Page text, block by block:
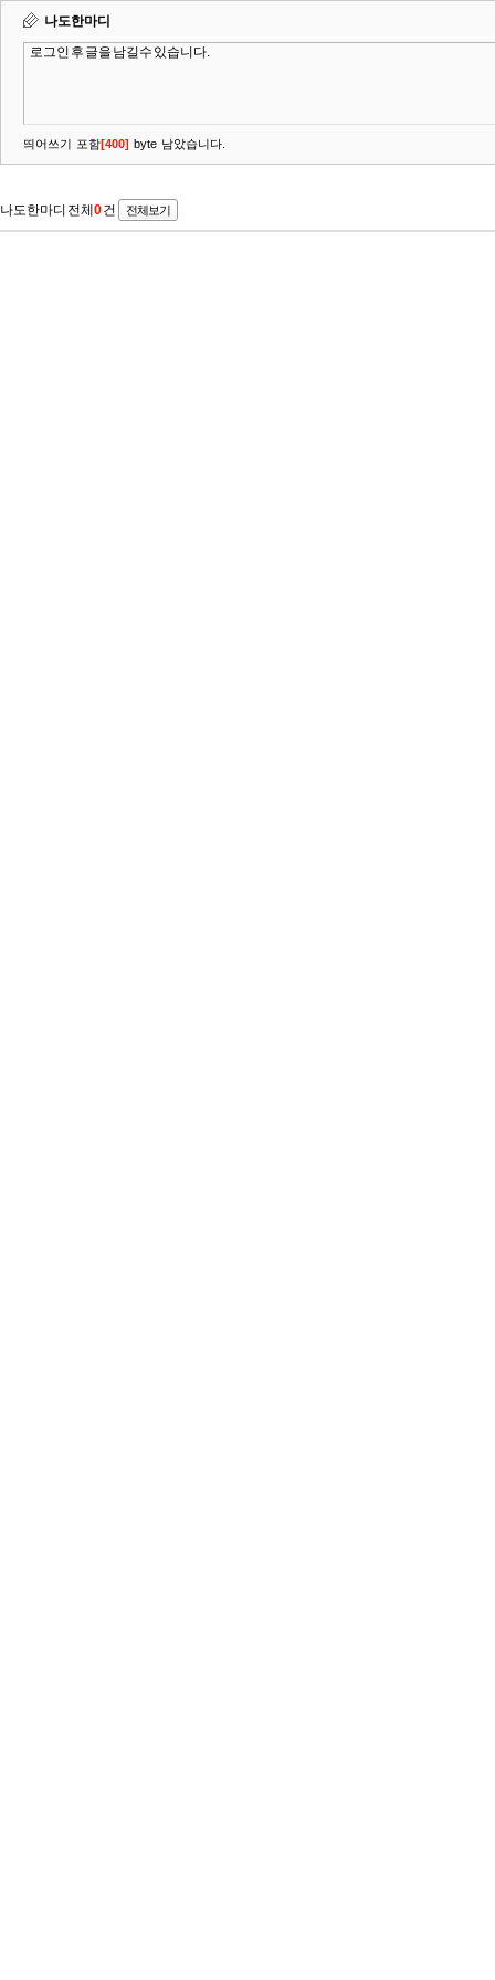
나도한마디
띄어쓰기 포함[400] byte 남았습니다.
나도한마디 전체 0건 전체보기